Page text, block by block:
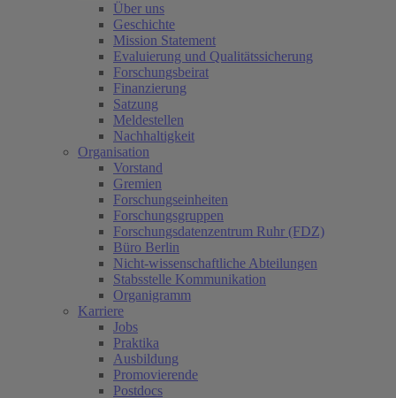
Über uns
Geschichte
Mission Statement
Evaluierung und Qualitätssicherung
Forschungsbeirat
Finanzierung
Satzung
Meldestellen
Nachhaltigkeit
Organisation
Vorstand
Gremien
Forschungseinheiten
Forschungsgruppen
Forschungsdatenzentrum Ruhr (FDZ)
Büro Berlin
Nicht-wissenschaftliche Abteilungen
Stabsstelle Kommunikation
Organigramm
Karriere
Jobs
Praktika
Ausbildung
Promovierende
Postdocs